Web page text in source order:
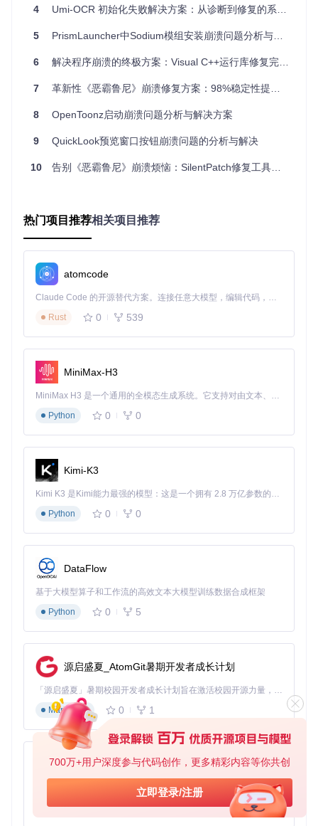
700万+用户深度参与代码创作，更多精彩内容等你共创
立即登录/注册
智能扫描：30秒定位深层问题 🔍
系统修复引擎采用深度扫描技术，不仅检查运行库文件存在
兼容性。与普通工具相比，其独创的"依赖图谱分析"技术能识
的潜在风险。扫描过程采用多线程并行处理，在主流配置电脑
精准修复：定制化解决方案生成 ⚡
基于扫描结果，引擎自动生成三级修复策略：对缺失组件执行
的升级/降级路径。修复过程采用"沙箱隔离"技术，在不影响系
版本管理：全生命周期可视化管控 📋
提供直观的运行库管理界面，清晰展示所有已安装版本的详细
信息，包括发布日期、文件路径、依赖关系和安全状态。支持
一键卸载冗余版本释放系统资源，对关键版本提供"锁定保
护"功能防止意外删除。管理模块还能预测潜在兼容性问题，
提前给出优化建议。
环境备份：系统状态快照与恢复 🛡️
在执行重大修复前自动创建系统还原点，采用增量备份技术仅
保存变更数据，既节省存储空间又提高恢复速度。备份文件经
过AES-256加密保护，确保数据安全性。用户可随时一键恢复
到修复前状态，彻底消除操作风险。
启动修复环境
从项目仓库获取工具包后，解压至非系统盘根目录。右键点
击"VC_redist_FixEngine.exe"，选择"以管理员身份运行"。首
次启动会自动检查并安装必要的.NET Framework依赖组件。
⚠️ 注意事项：
必须使用管理员权限运行，否则可能导致修复不完整
关闭所有安全软件实时防护，避免误报拦截
执行系统诊断
成后生成详细报告，包含：
缺失的必要组件
存在问题的文件路径及具体错误
推荐修复方案及预计耗时
实施修复操作
根据诊断报告选择修复模式：
极速修复（5-10分钟）：处理关键错误，适合紧急恢复
深度修复（20-30分钟）：全面检查并修复所有问题，适合
系统优化
：手动选择需要处理的组件，适合高级用户
点击"开始修复"后，工具将自动执行下载、验证、安装等操
4 Umi-OCR 初始化失败解决方案：从诊断到修复的系统方法
5 PrismLauncher中Sodium模组安装崩溃问题分析与解决方案
6 解决程序崩溃的终极方案：Visual C++运行库修复完全指南
7 革新性《恶霸鲁尼》崩溃修复方案：98%稳定性提升的技术突破
8 OpenToonz启动崩溃问题分析与解决方案
9 QuickLook预览窗口按钮崩溃问题的分析与解决
10 告别《恶霸鲁尼》崩溃烦恼：SilentPatch修复工具全解析
热门项目推荐相关项目推荐
atomcode
Claude Code 的开源替代方案。连接任意大模型，编辑代码，运行命令，自动验证 — 全自动执行。用 Rust 构建，极致性能。 ｜ An open-source alternative to Claude Code. Connect any LLM, edit code, run commands, and verify changes — autonomously. Built in Rust for speed. Get Started
Rust
0 539
MiniMax-H3
MiniMax H3 是一个通用的全模态生成系统。它支持对由文本、图像、视频和音频组成的多模态上下文进行统一理解，并能生成分辨率高达 2K、时长可达 15 秒的带原生立体声音频的视频。得益于面向任务泛化的系统设计，H3 在预训练阶段就已具备广泛的多模态上下文理解与生成能力，能够出色地执行复杂的多模态指令。
Python
0 0
Kimi-K3
Kimi K3 是Kimi能力最强的模型：这是一个拥有 2.8 万亿参数的混合专家（MoE）模型，具备原生视觉理解能力，并支持 100 万 token 的上下文窗口。
Python
0 0
DataFlow
基于大模型算子和工作流的高效文本大模型训练数据合成框架
Python
0 5
源启盛夏_AtomGit暑期开发者成长计划
「源启盛夏」暑期校园开发者成长计划旨在激活校园开源力量，通过积分激励、认证扶持、资源倾斜等形式，引导高校组织和开发者完成「入驻 — 建项目 — 做贡献 — 获认证 — 得资源」的完整闭环。无论你是想带领社团入驻平台的组织者，还是希望用代码贡献证明自己的开发者，都能在这里找到属于你的成长路径。
Markdown
0 1
py-xiaozhi
基于Python的Xiaozhi AI，适用于想要完整Xiaozhi体验而无需拥有专用硬件的用户。
Python
0 1